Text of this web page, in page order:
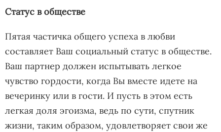
Статус в обществе
Пятая частичка общего успеха в любви
составляет Ваш социальный статус в обществе.
Ваш партнер должен испытывать легкое
чувство гордости, когда Вы вместе идете на
вечеринку или в гости. И пусть в этом есть
легкая доля эгоизма, ведь по сути, спутник
жизни, таким образом, удовлетворяет свои же